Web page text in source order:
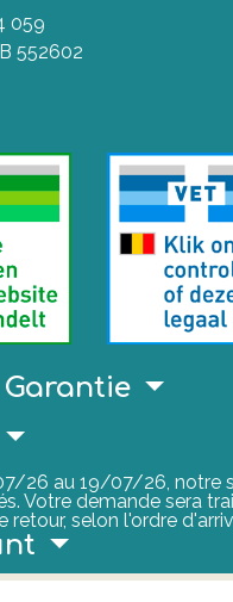
059
552602
26 au 19/07/26, notre
Votre demande sera
retour, selon l'ordre